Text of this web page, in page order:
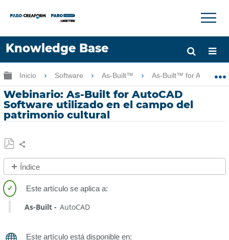
Knowledge Base
Idioma
Obtenga ayuda INICIAR SESIÓN
×
Expandir/contraer jerarquía global
Inicio Software As-Built™ As-Built™ for
Webinario: As-Built for AutoCAD
Software utilizado en el campo del
patrimonio cultural
Guardar
como
PDF
Compartir
Índice
Sin
encabezados
As-Built AutoCAD